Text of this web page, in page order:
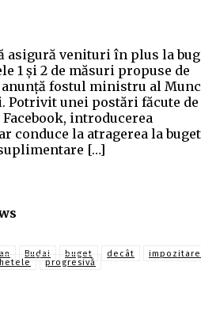
asigură venituri în plus la
1 și 2 de măsuri propuse de
fostul ministru al
Potrivit unei postări făcute de
introducerea
conduce la atragerea la
[…]
Budai buget decât
progresivă